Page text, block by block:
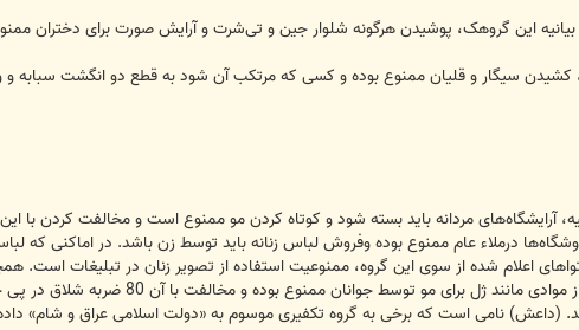
این گروهک، پوشیدن هرگونه شلوار جین و تی‌شرت و آرایش صورت برای دختران
سیگار و قلیان ممنوع بوده و کسی که مرتکب آن شود به قطع دو انگشت سبابه و وسط محکوم می شود؛ در صورت
آرایشگاه‌های مردانه باید بسته شود و کوتاه کردن مو ممنوع است و مخالفت کردن
درملاء عام ممنوع بوده وفروش لباس زنانه باید توسط زن باشد. در اماکنی
اعلام شده از سوی این گروه، ممنوعیت استفاده از تصویر زنان در تبلیغات است.